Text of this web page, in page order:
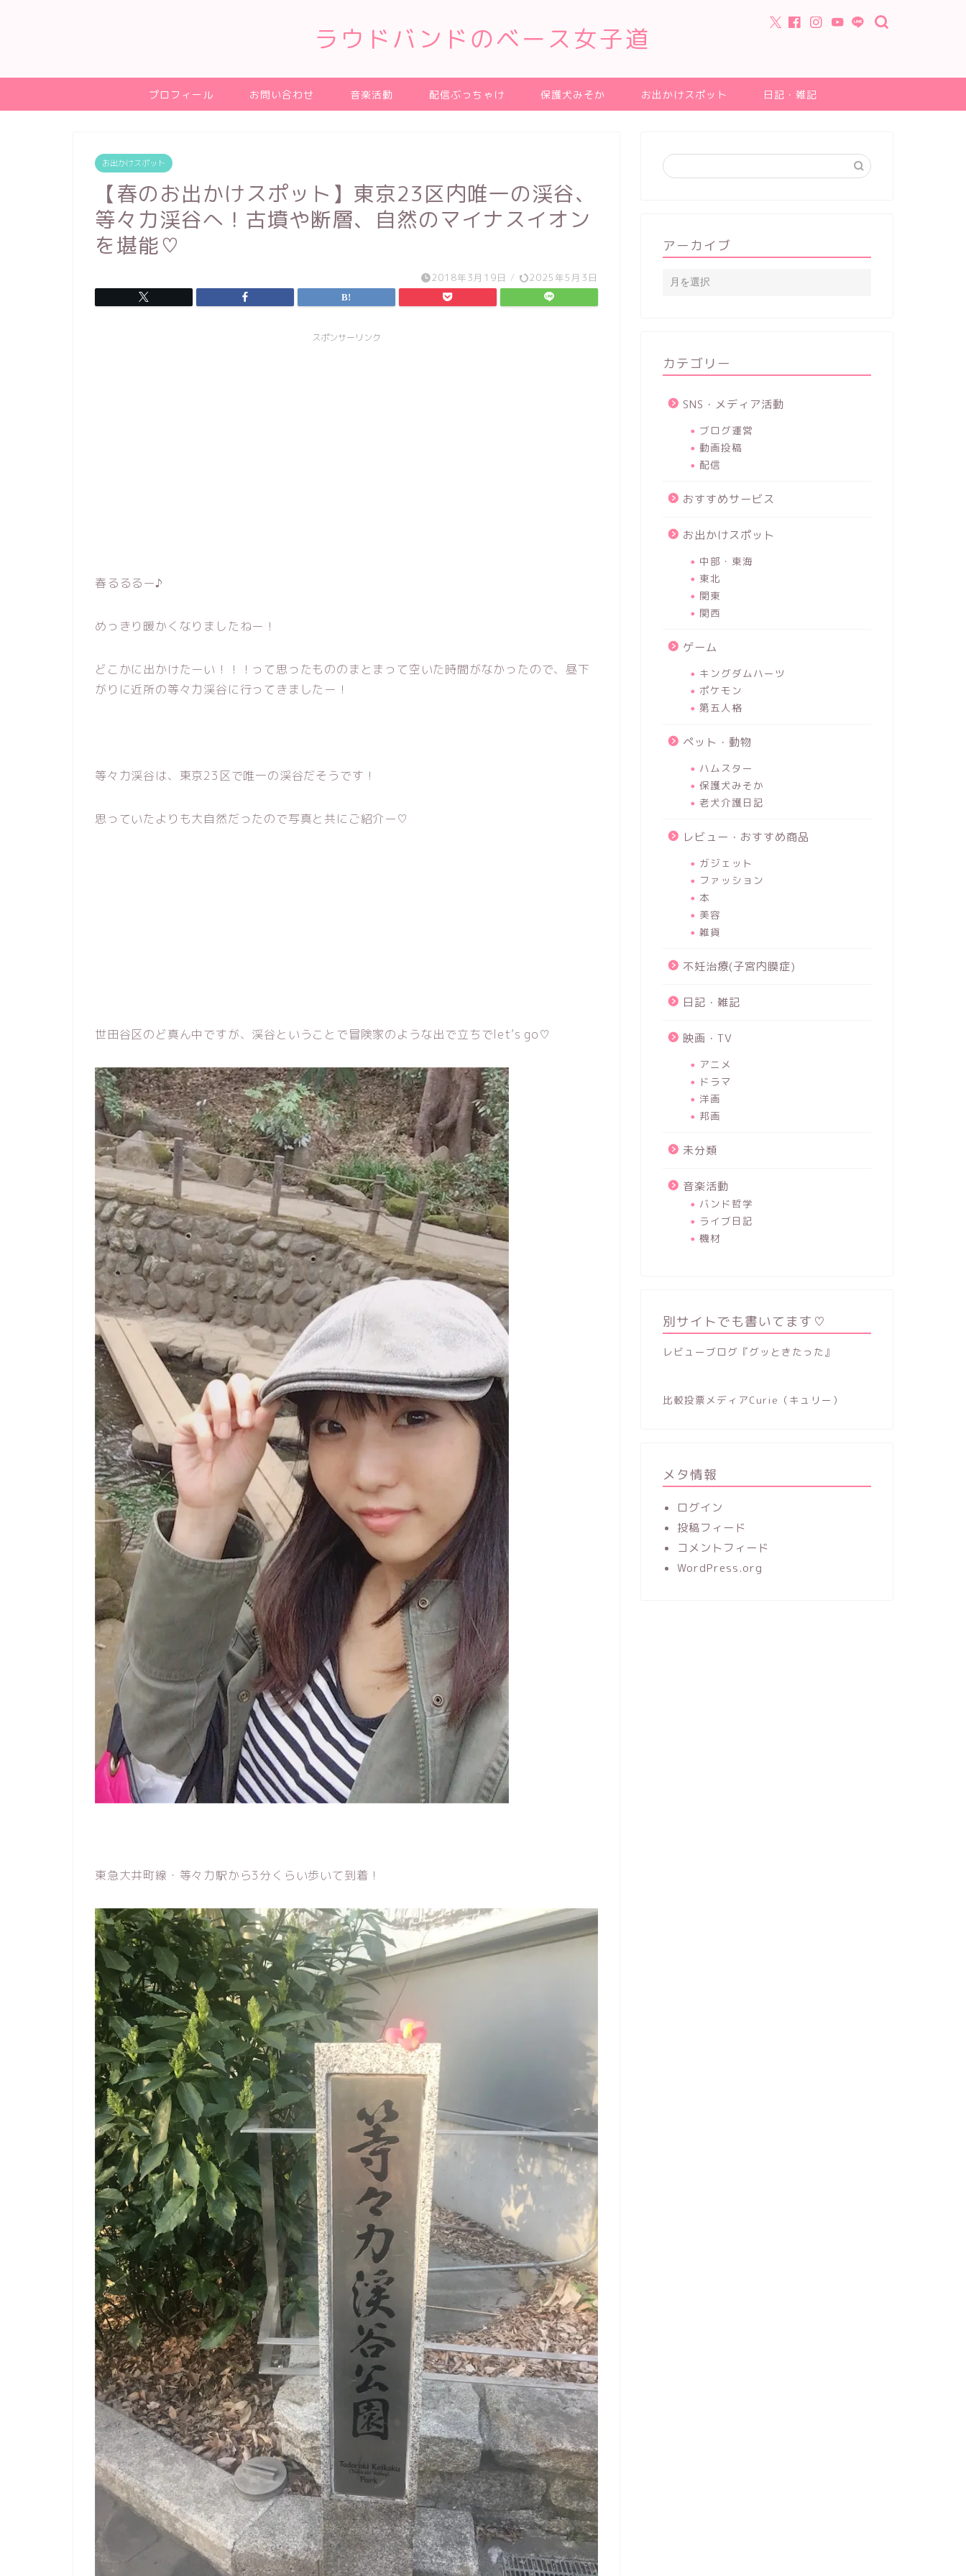
ラウドバンドのベース女子道
プロフィール お問い合わせ 音楽活動 配信ぶっちゃけ 保護犬みそか お出かけスポット 日記・雑記
お出かけスポット
【春のお出かけスポット】東京23区内唯一の渓谷、
等々力渓谷へ！古墳や断層、自然のマイナスイオン
を堪能♡
2018年3月19日 / 2025年5月3日
スポンサーリンク
春るるるー♪
めっきり暖かくなりましたねー！
どこかに出かけたーい！！！って思ったもののまとまって空いた時間がなかったので、昼下
がりに近所の等々力渓谷に行ってきましたー！
等々力渓谷は、東京23区で唯一の渓谷だそうです！
思っていたよりも大自然だったので写真と共にご紹介ー♡
世田谷区のど真ん中ですが、渓谷ということで冒険家のような出で立ちでlet’s go♡
東急大井町線・等々力駅から3分くらい歩いて到着！
アーカイブ
カテゴリー
SNS・メディア活動
ブログ運営
動画投稿
配信
おすすめサービス
お出かけスポット
中部・東海
東北
関東
関西
ゲーム
キングダムハーツ
ポケモン
第五人格
ペット・動物
ハムスター
保護犬みそか
老犬介護日記
レビュー・おすすめ商品
ガジェット
ファッション
本
美容
雑貨
不妊治療(子宮内膜症)
日記・雑記
映画・TV
アニメ
ドラマ
洋画
邦画
未分類
音楽活動
バンド哲学
ライブ日記
機材
別サイトでも書いてます♡
レビューブログ『グッときたった』
比較投票メディアCurie（キュリー）
メタ情報
ログイン
投稿フィード
コメントフィード
WordPress.org